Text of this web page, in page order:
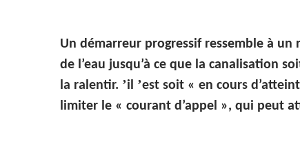
Un démarreur progressif ressemble à
de l’eau jusqu’à ce que la canalisation
la ralentir. ’il ’est soit « en cours
limiter le « courant d’appel », qui peut